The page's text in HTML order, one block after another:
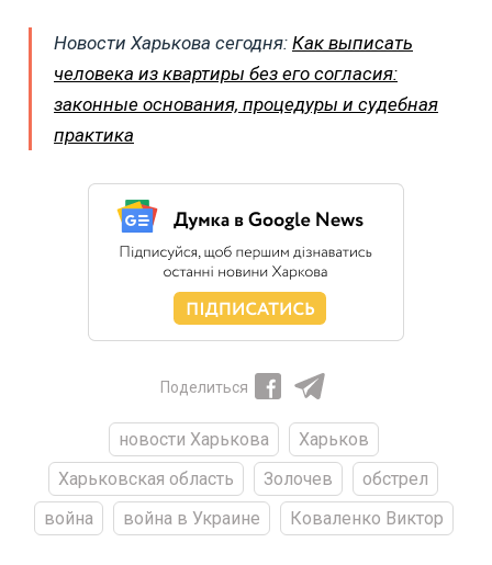
Новости Харькова сегодня: Как выписать
человека из квартиры без его согласия:
законные основания, процедуры и судебная
практика
Поделиться
новости Харькова
Харьков
Харьковская область
Золочев
обстрел
война
война в Украине Коваленко Виктор